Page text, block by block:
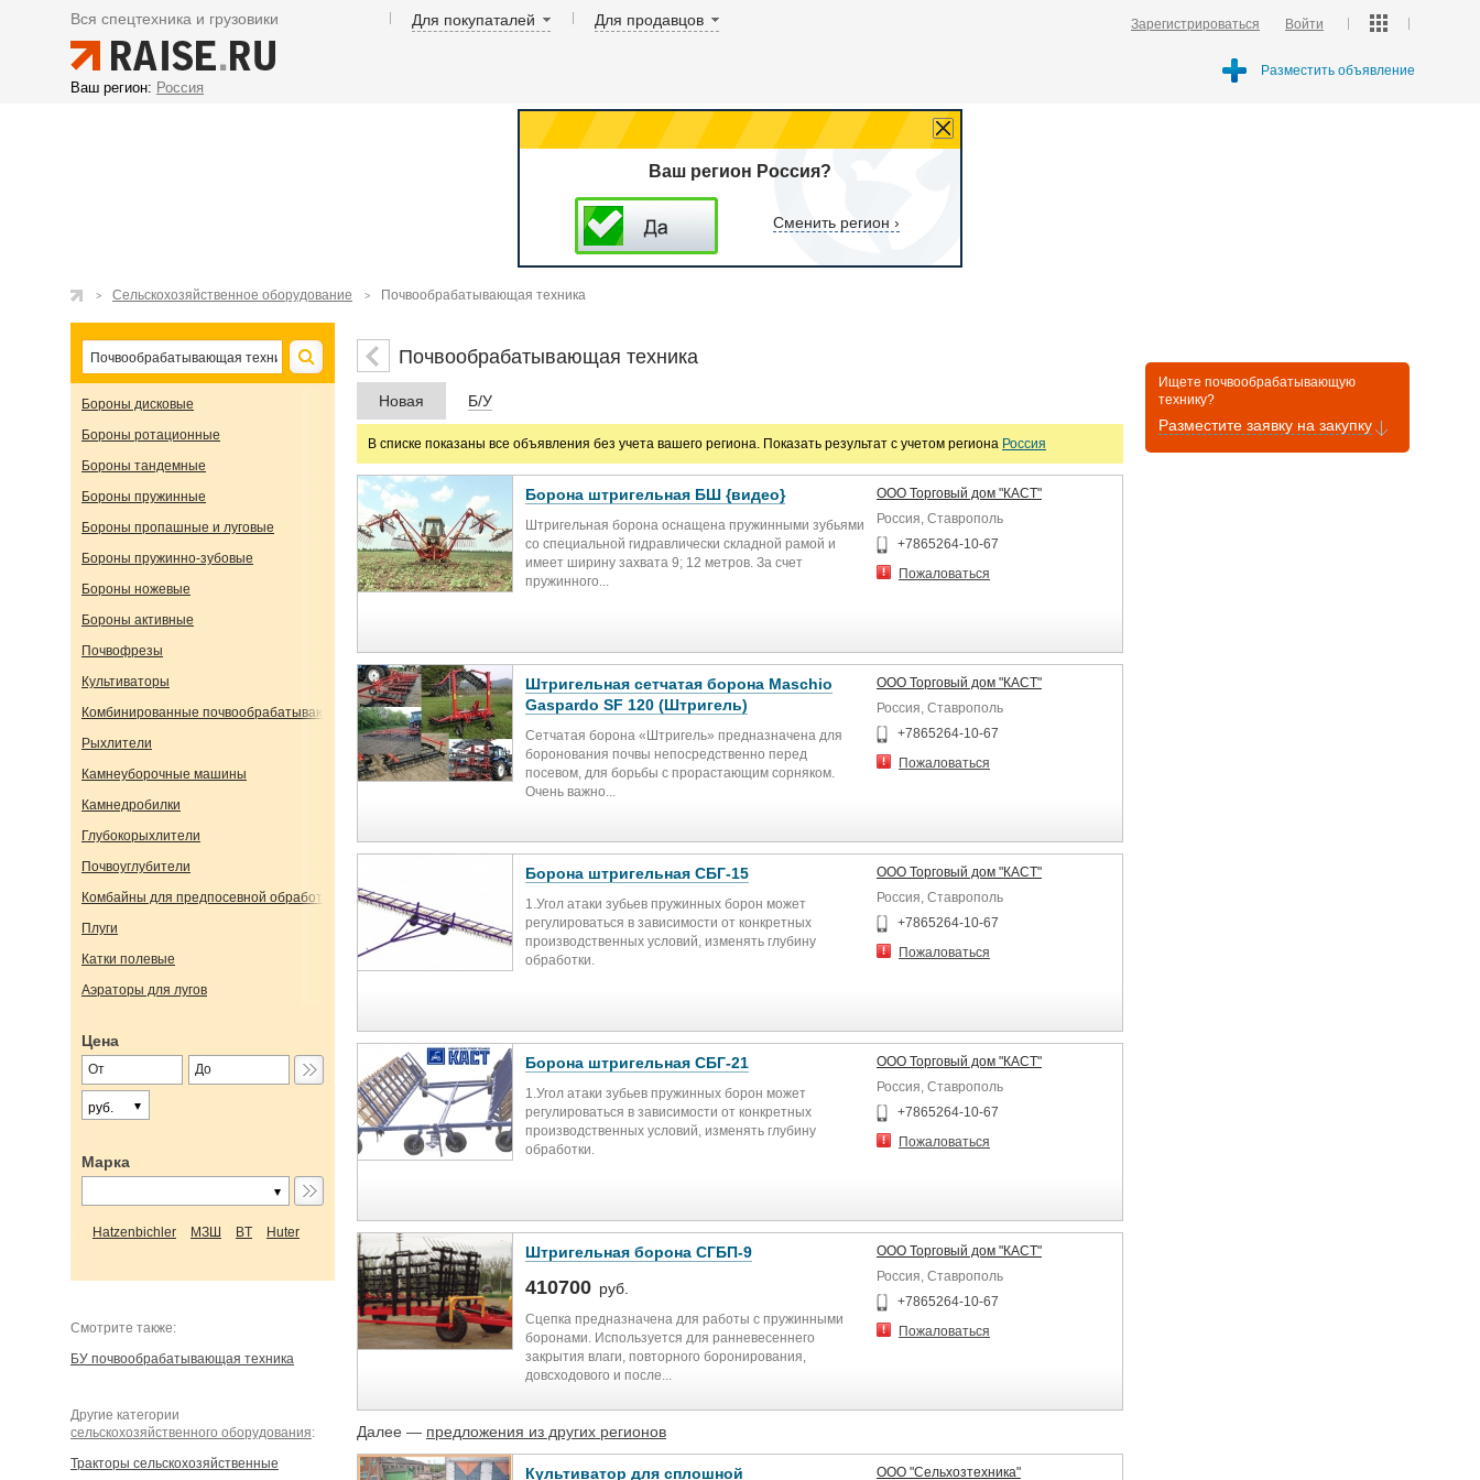
Вся спецтехника и грузовики Для покупаталей Для продавцов Зарегистрироваться Войти
Ваш регион: Россия
Разместить объявление
Ваш регион Россия?
Сменить регион ›
Сельскохозяйственное оборудование Почвообрабатывающая техника
Бороны дисковые
Бороны ротационные
Бороны тандемные
Бороны пружинные
Бороны пропашные и луговые
Бороны пружинно-зубовые
Бороны ножевые
Бороны активные
Почвофрезы
Культиваторы
Комбинированные почвообрабатывающие агрегаты
Рыхлители
Камнеуборочные машины
Камнедробилки
Глубокорыхлители
Почвоуглубители
Комбайны для предпосевной обработки
Плуги
Катки полевые
Аэраторы для лугов
Цена
руб.
Марка
Hatzenbichler МЗШ BT Huter
Cмотрите также:
БУ почвообрабатывающая техника
Другие категории
сельскохозяйственного оборудования:
Тракторы сельскохозяйственные
Почвообрабатывающая техника
Новая Б/У
В списке показаны все объявления без учета вашего региона. Показать результат с учетом региона Россия
Борона штригельная БШ {видео}
Штригельная борона оснащена пружинными зубьями
со специальной гидравлически складной рамой и
имеет ширину захвата 9; 12 метров. За счет
пружинного...
ООО Торговый дом "КАСТ"
Россия, Ставрополь
+7865264-10-67
Пожаловаться
Штригельная сетчатая борона Maschio
Gaspardo SF 120 (Штригель)
Сетчатая борона «Штригель» предназначена для
боронования почвы непосредственно перед
посевом, для борьбы с прорастающим сорняком.
Очень важно...
ООО Торговый дом "КАСТ"
Россия, Ставрополь
+7865264-10-67
Пожаловаться
Борона штригельная СБГ-15
1.Угол атаки зубьев пружинных борон может
регулироваться в зависимости от конкретных
производственных условий, изменять глубину
обработки.
ООО Торговый дом "КАСТ"
Россия, Ставрополь
+7865264-10-67
Пожаловаться
Борона штригельная СБГ-21
1.Угол атаки зубьев пружинных борон может
регулироваться в зависимости от конкретных
производственных условий, изменять глубину
обработки.
ООО Торговый дом "КАСТ"
Россия, Ставрополь
+7865264-10-67
Пожаловаться
Штригельная борона СГБП-9
410700 руб.
Сцепка предназначена для работы с пружинными
боронами. Используется для ранневесеннего
закрытия влаги, повторного боронирования,
довсходового и после...
ООО Торговый дом "КАСТ"
Россия, Ставрополь
+7865264-10-67
Пожаловаться
Далее — предложения из других регионов
Культиватор для сплошной
ООО "Сельхозтехника"
Ищете почвообрабатывающую
технику?
Разместите заявку на закупку